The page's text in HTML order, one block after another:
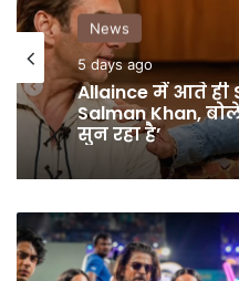
GALLERY
19 hours ago
Sara Tendulkar
वायरल, देखें
News
5 days ago
Salman Khan,
सुन रहा है’
SRK
खेमे
में